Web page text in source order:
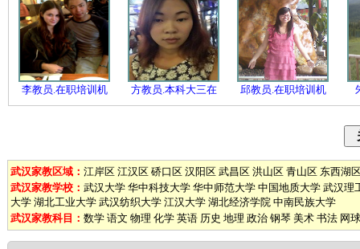
李教员.在职培训机 方教员.本科大三在 邱教员.在职培训机
武汉家教区域： 江岸区 江汉区 硚口区 汉阳区 武昌区 洪山区 青山区 东西湖
武汉家教学校： 武汉大学 华中科技大学 华中师范大学 中国地质大学 武汉理
大学 湖北工业大学 武汉纺织大学 江汉大学 湖北经济学院 中南民族大学
武汉家教科目： 数学 语文 物理 化学 英语 历史 地理 政治 钢琴 美术 书法 网球